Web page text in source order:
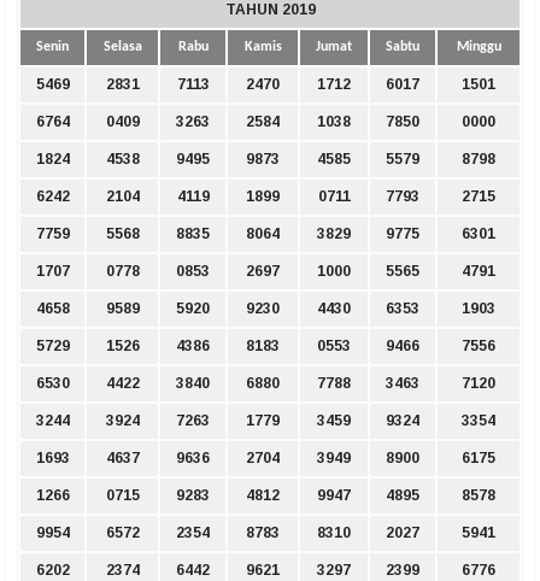
TAHUN 2019
Senin Selasa Rabu Kamis Jumat Sabtu Minggu
5469 2831 7113 2470 1712 6017 1501
6764 0409 3263 2584 1038 7850 0000
1824 4538 9495 9873 4585 5579 8798
6242 2104 4119 1899 0711 7793 2715
7759 5568 8835 8064 3829 9775 6301
1707 0778 0853 2697 1000 5565 4791
4658 9589 5920 9230 4430 6353 1903
5729 1526 4386 8183 0553 9466 7556
6530 4422 3840 6880 7788 3463 7120
3244 3924 7263 1779 3459 9324 3354
1693 4637 9636 2704 3949 8900 6175
1266 0715 9283 4812 9947 4895 8578
9954 6572 2354 8783 8310 2027 5941
6202 2374 6442 9621 3297 2399 6776